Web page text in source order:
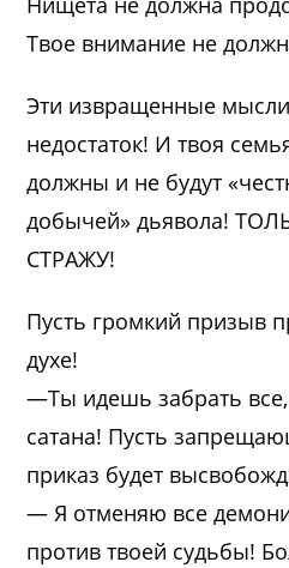
Твое внимание не
Эти извращенные
недостаток! И твоя
должны и не будут
добычей» дьявола!
СТРАЖУ!
Пусть громкий призыв
духе!
—Ты идешь забрать
сатана! Пусть
приказ будет
— Я отменяю все
против твоей судьбы!